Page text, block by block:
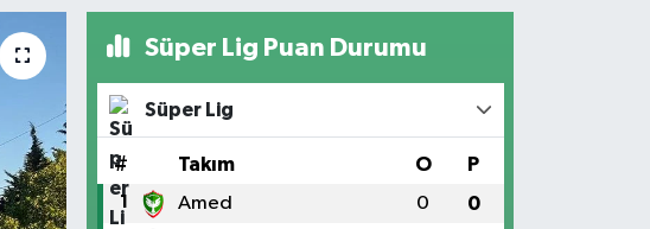
Süper Lig Puan Durumu
Süper Lig
# Takım O P
1 Amed 0 0